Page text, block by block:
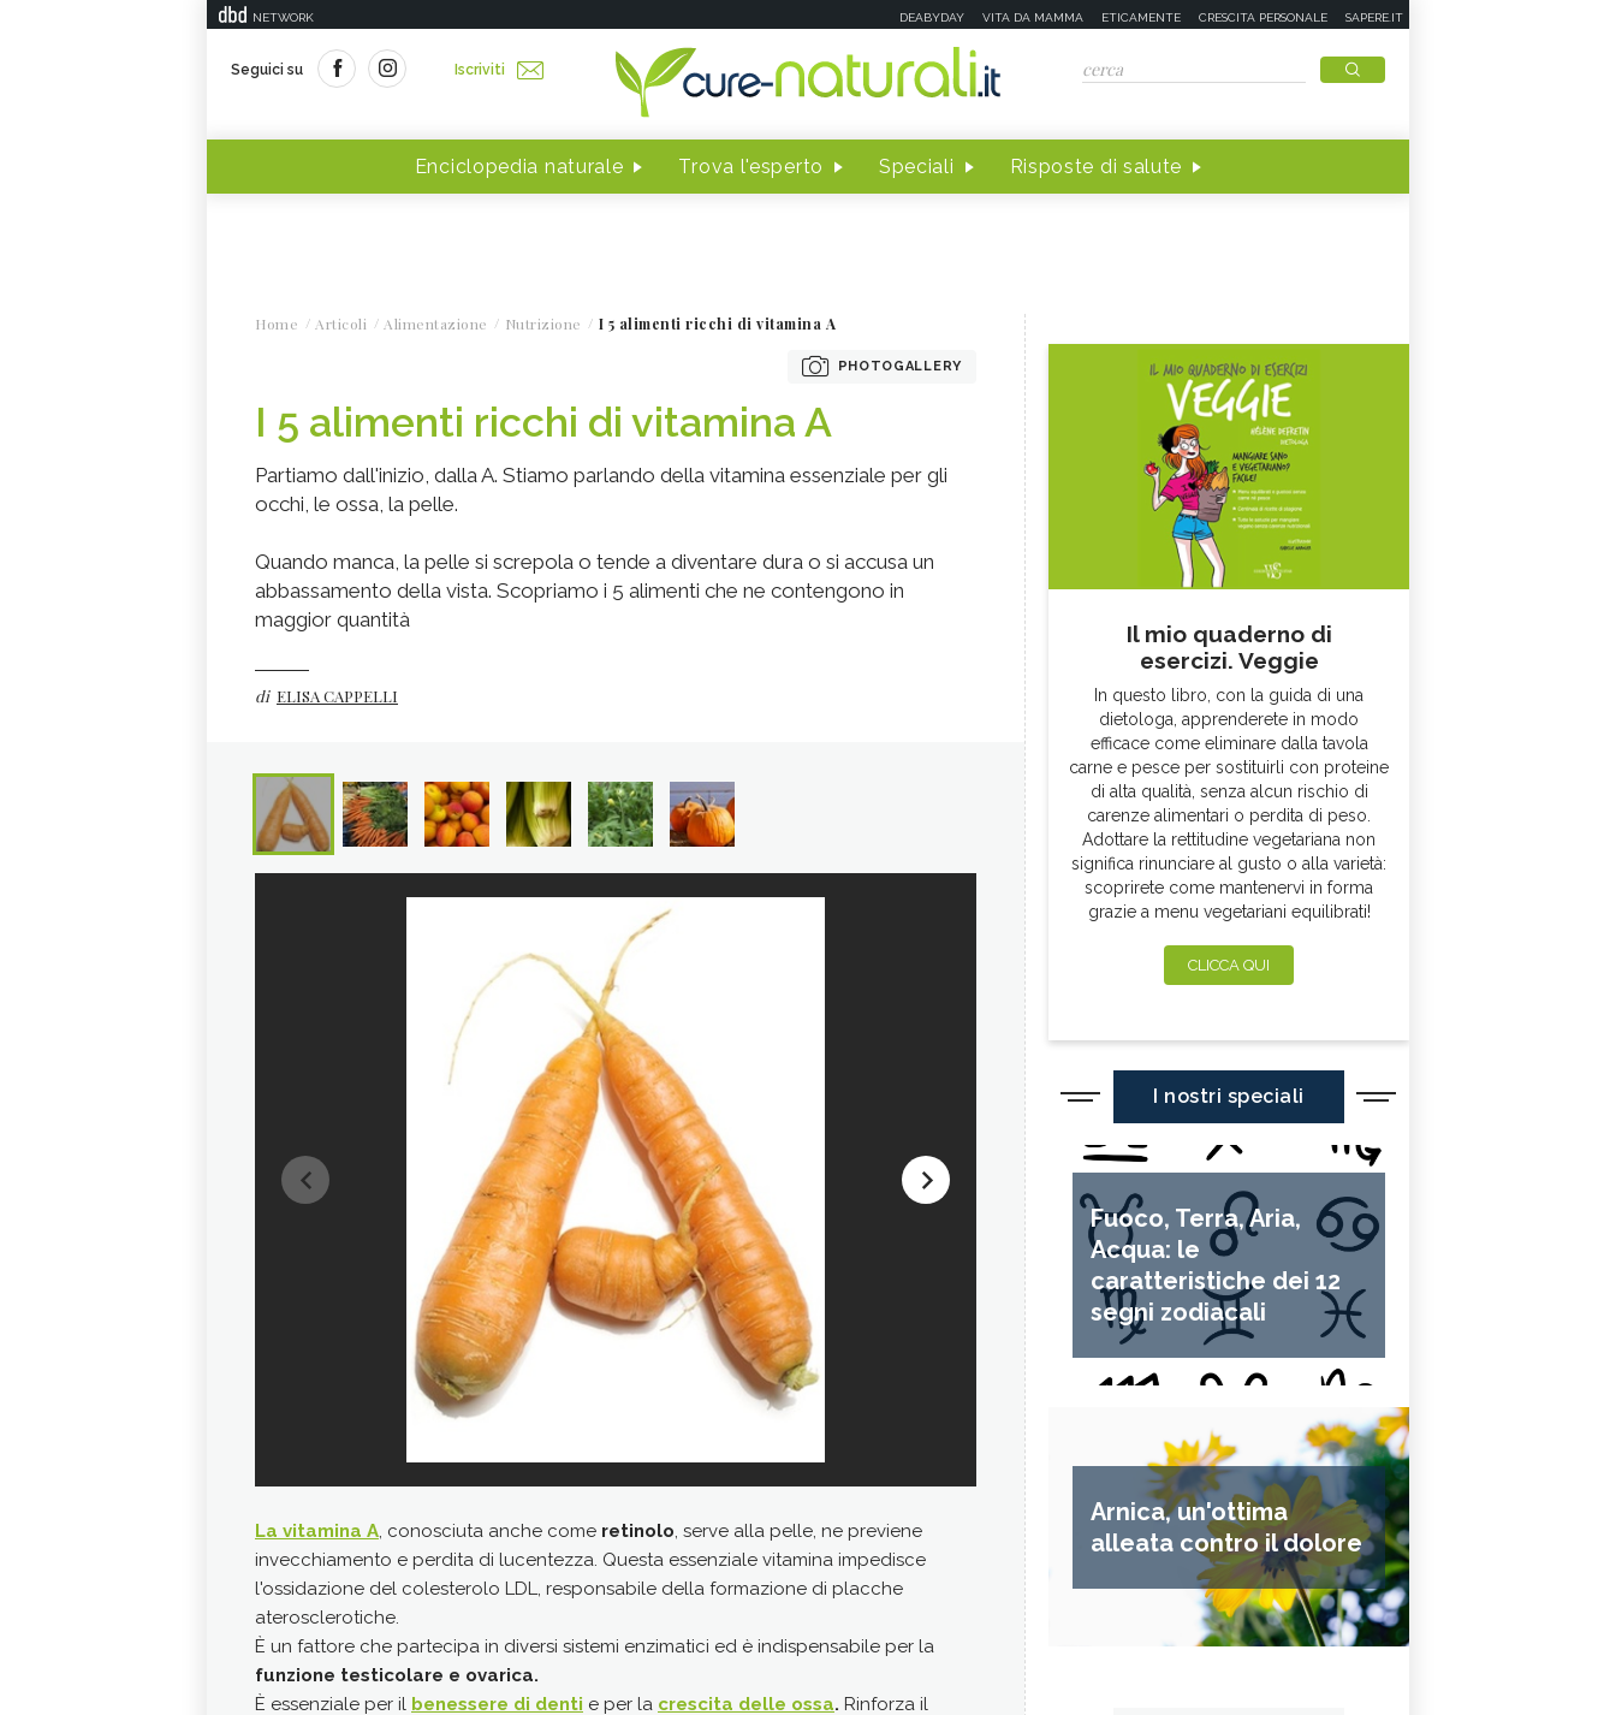
NETWORK DEABYDAY VITA DA MAMMA ETICAMENTE CRESCITA PERSONALE SAPERE.IT
Seguici su Iscriviti
Enciclopedia naturale Trova l'esperto Speciali Risposte di salute
Home Articoli Alimentazione Nutrizione I 5 alimenti ricchi di vitamina A
PHOTOGALLERY
I 5 alimenti ricchi di vitamina A
Partiamo dall'inizio, dalla A. Stiamo parlando della vitamina essenziale per gli
occhi, le ossa, la pelle.
Quando manca, la pelle si screpola o tende a diventare dura o si accusa un
abbassamento della vista. Scopriamo i 5 alimenti che ne contengono in
maggior quantità
di ELISA CAPPELLI
La vitamina A, conosciuta anche come retinolo, serve alla pelle, ne previene
invecchiamento e perdita di lucentezza. Questa essenziale vitamina impedisce
l'ossidazione del colesterolo LDL, responsabile della formazione di placche
aterosclerotiche.
È un fattore che partecipa in diversi sistemi enzimatici ed è indispensabile per la
funzione testicolare e ovarica.
È essenziale per il benessere di denti e per la crescita delle ossa. Rinforza il
è l'insieme di cifre che corrisponde al contenuto di vitamina A
µg/100g carote crude.È una cifra alta e importante in quanto
alimento è annoverato tra le principali fonti di vitamina A insieme al
all'olio di merluzzo.
Non solo ricca di
pro-vitamina A (carotenoidi),ma anche beta-carotene,
trasformato in vitamina A dall'organismo in caso di bisogno. In media 200-
grammi di carote apportano una quantità di beta-carotene pari a circa 5-
Il mio quaderno di
esercizi. Veggie
In questo libro, con la guida di una
dietologa, apprenderete in modo
efficace come eliminare dalla tavola
carne e pesce per sostituirli con proteine
di alta qualità, senza alcun rischio di
carenze alimentari o perdita di peso.
Adottare la rettitudine vegetariana non
significa rinunciare al gusto o alla varietà:
scoprirete come mantenervi in forma
grazie a menu vegetariani equilibrati!
CLICCA QUI
I nostri speciali
Fuoco, Terra, Aria,
Acqua: le
caratteristiche dei 12
segni zodiacali
Arnica, un'ottima
alleata contro il dolore